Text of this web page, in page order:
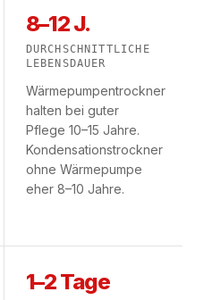
8–12 J.
DURCHSCHNITTLICHE
LEBENSDAUER
Wärmepumpentrockner
halten bei guter
Pflege 10–15 Jahre.
Kondensationstrockner
ohne Wärmepumpe
eher 8–10 Jahre.
1–2 Tage